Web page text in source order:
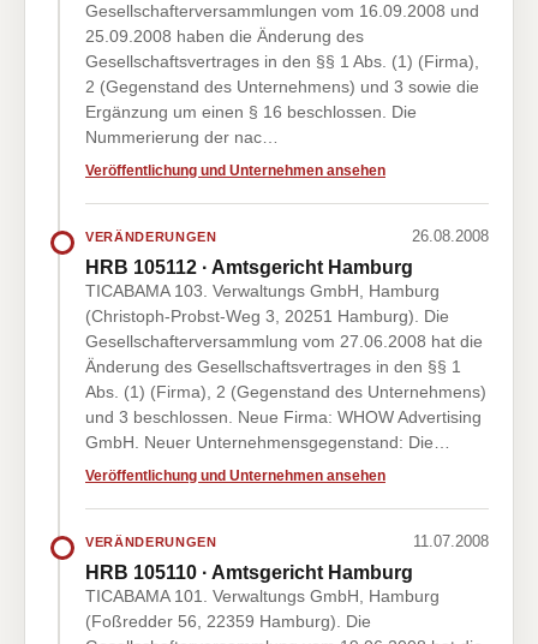
Gesellschafterversammlungen vom 16.09.2008 und
25.09.2008 haben die Änderung des
Gesellschaftsvertrages in den §§ 1 Abs. (1) (Firma),
2 (Gegenstand des Unternehmens) und 3 sowie die
Ergänzung um einen § 16 beschlossen. Die
Nummerierung der nac…
Veröffentlichung und Unternehmen ansehen
VERÄNDERUNGEN 26.08.2008
HRB 105112 · Amtsgericht Hamburg
TICABAMA 103. Verwaltungs GmbH, Hamburg
(Christoph-Probst-Weg 3, 20251 Hamburg). Die
Gesellschafterversammlung vom 27.06.2008 hat die
Änderung des Gesellschaftsvertrages in den §§ 1
Abs. (1) (Firma), 2 (Gegenstand des Unternehmens)
und 3 beschlossen. Neue Firma: WHOW Advertising
GmbH. Neuer Unternehmensgegenstand: Die…
Veröffentlichung und Unternehmen ansehen
VERÄNDERUNGEN 11.07.2008
HRB 105110 · Amtsgericht Hamburg
TICABAMA 101. Verwaltungs GmbH, Hamburg
(Foßredder 56, 22359 Hamburg). Die